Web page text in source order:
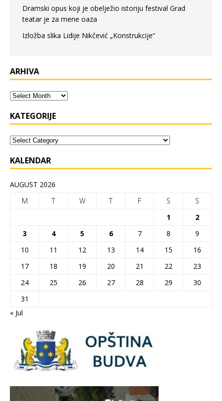
Dramski opus koji je obelježio istoriju festival Grad
teatar je za mene oaza
Izložba slika Lidije Nikčević „Konstrukcije“
ARHIVA
KATEGORIJE
KALENDAR
AUGUST 2026
M
T W T F S
S
1
2
3
4 5 6 7 8
9
10
11 12 13 14 15
16
17
18 19 20 21 22
23
24
25 26 27 28 29
30
31
« Jul